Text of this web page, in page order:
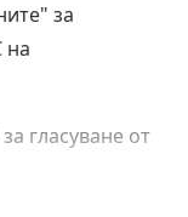
за
на
гласуване от